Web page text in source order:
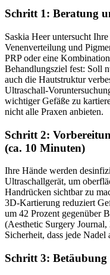
Schritt 1: Beratung
Saskia Heer untersucht
Venenverteilung und
PRP oder eine
Behandlungsziel fest: Soll
auch die Hautstruktur
Ultraschall-
wichtiger Gefäße zu
nicht alle Praxen anbieten.
Schritt 2:
(ca. 10 Minuten)
Ihre Hände werden
Ultraschallgerät, um
Handrücken sichtbar zu
3D-Kartierung reduziert
um 42 Prozent gegenüber
(Aesthetic Surgery
Sicherheit, dass jede
Schritt 3: